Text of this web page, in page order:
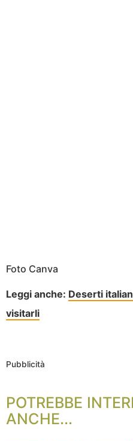
Foto Canva
Leggi anche: Deserti
visitarli
Pubblicità
POTREBBE
ANCHE...